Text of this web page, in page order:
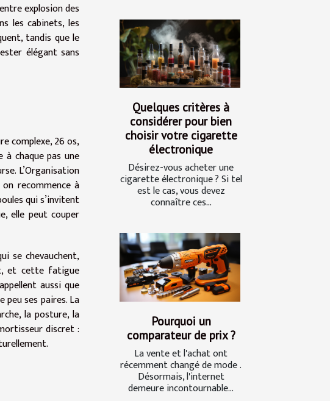
explosion des
les cabinets, les
tandis que le
élégant sans
complexe, 26 os,
à chaque pas une
L’Organisation
recommence à
qui s’invitent
elle peut couper
se chevauchent,
et cette fatigue
aussi que
ses paires. La
la posture, la
discret :
Quelques critères à
considérer pour bien
choisir votre cigarette
électronique
Désirez-vous acheter une
cigarette électronique ? Si tel
est le cas, vous devez
connaître ces...
Pourquoi un
comparateur de prix ?
La vente et l'achat ont
récemment changé de mode .
Désormais, l'internet
demeure incontournable...